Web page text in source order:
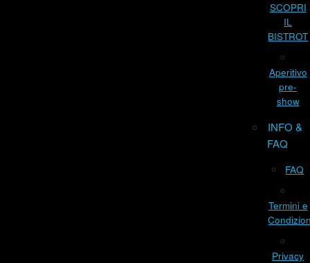
SCOPRI
IL
BISTROT
Aperitivo
pre-
show
INFO &
FAQ
FAQ
Termini e
Privacy